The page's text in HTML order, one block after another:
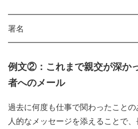
署名
例文②：これまで親交が深か
者へのメール
過去に何度も仕事で関わったこと
人的なメッセージを添えることで